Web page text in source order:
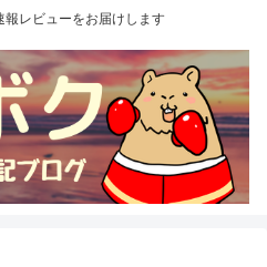
報レビューをお届けします